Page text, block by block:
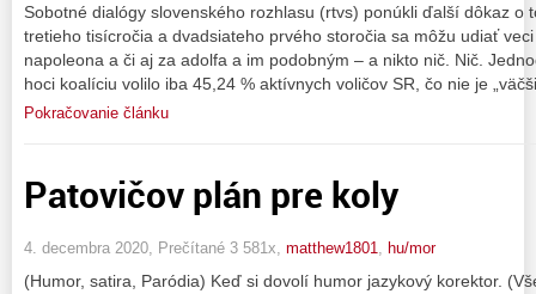
Sobotné dialógy slovenského rozhlasu (rtvs) ponúkli ďalší dôkaz o
tretieho tisícročia a dvadsiateho prvého storočia sa môžu udiať
napoleona a či aj za adolfa a im podobným – a nikto nič. Nič.
hoci koalíciu volilo iba 45,24 % aktívnych voličov SR, čo nie je
Pokračovanie článku
Patovičov plán pre koly
4. decembra 2020, Prečítané 3 581x, matthew1801, hu/mor
(Humor, satira, Paródia) Keď si dovolí humor jazykový korektor.